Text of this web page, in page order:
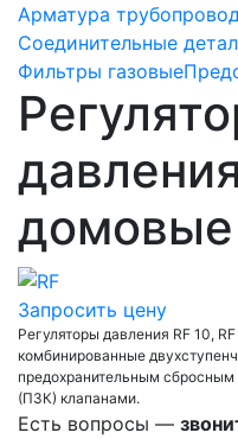
Арматура
Соединительные
Фильтры газовые
домовые
Запросить цену
Регуляторы давления RF 10,
комбинированные
предохранительным
(ПЗК) клапанами.
Есть вопросы —